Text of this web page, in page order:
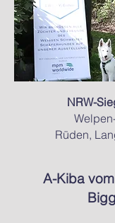
NRW-
Rüden,
A-Kiba